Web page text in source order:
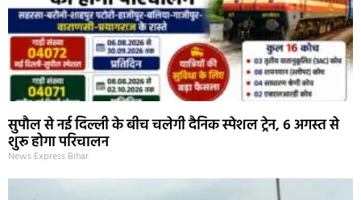
सुपौल से नई दिल्ली के बीच चलेगी दैनिक स्पेशल ट्रेन, 6 अगस्त से
शुरू होगा परिचालन
News Express Bihar